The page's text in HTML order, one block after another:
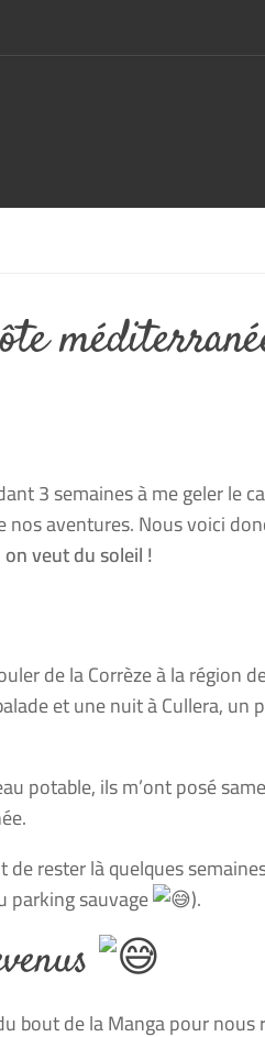
3 semaines à me geler le
aventures. Nous voici
on veut du soleil !
de la Corrèze à la région
et une nuit à Cullera, un
potable, ils m’ont posé
rester là quelques
parking sauvage
).
de la Manga pour nous